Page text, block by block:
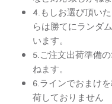
4.もしお選び頂い
らは勝てにランダ
います。
5.ご注文出荷準備
ねます。
6.ラインでおまけ
荷しておりません